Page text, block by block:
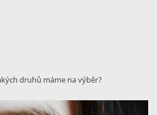
druhů máme na výběr?